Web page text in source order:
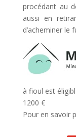
procédant au
aussi en
d’acheminer le
à fioul est
1200 €
Pour en savoir